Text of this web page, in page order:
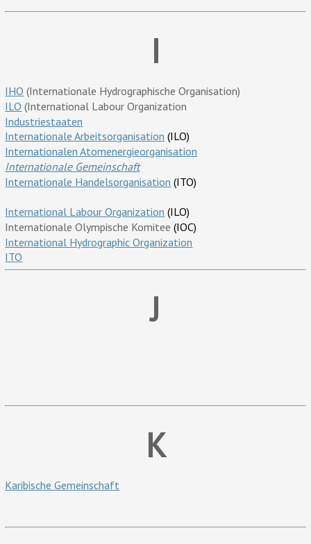
I
IHO (Internationale Hydrographische Organisation)
ILO (International Labour Organization
Industriestaaten
Internationale Arbeitsorganisation (ILO)
Internationalen Atomenergieorganisation
Internationale Gemeinschaft
Internationale Handelsorganisation (ITO)
International Labour Organization (ILO)
Internationale Olympische Komitee(IOC)
International Hydrographic Organization
ITO
J
K
Karibische Gemeinschaft